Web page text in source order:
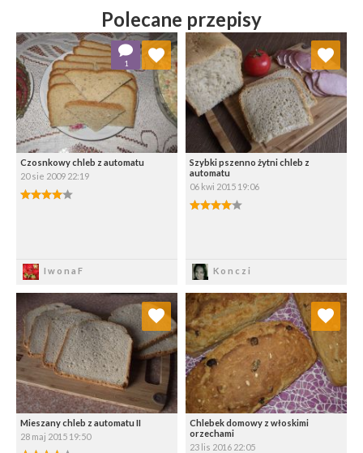
Polecane przepisy
Czosnkowy chleb z automatu
20 sie 2009 22:19
IwonaF
1
Dodaj do ulubionych
Wybierz listę:
Szybki pszenno żytni chleb z
automatu
06 kwi 2015 19:06
Konczi
Dodaj do ulubionych
Wybierz listę:
Mieszany chleb z automatu II
28 maj 2015 19:50
Dodaj do ulubionych
Wybierz listę:
Chlebek domowy z włoskimi
orzechami
23 lis 2016 22:05
Dodaj do ulubionych
Wybierz listę: